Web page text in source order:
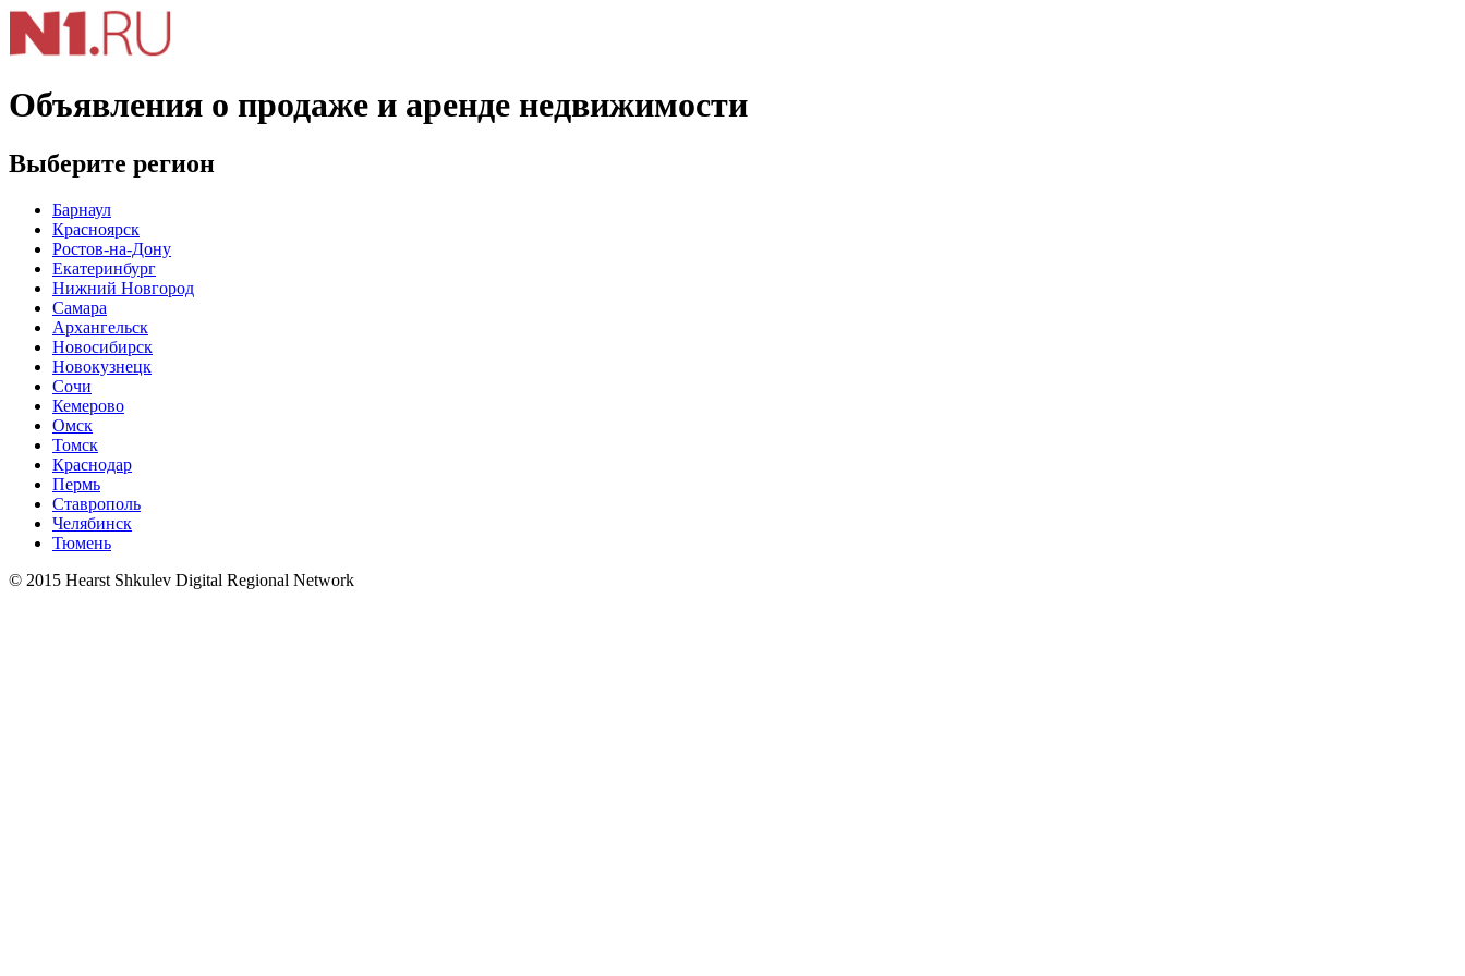
Объявления о продаже и аренде недвижимости
Выберите регион
Барнаул
Красноярск
Ростов-на-Дону
Екатеринбург
Нижний Новгород
Самара
Архангельск
Новосибирск
Новокузнецк
Сочи
Кемерово
Омск
Томск
Краснодар
Пермь
Ставрополь
Челябинск
Тюмень
© 2015 Hearst Shkulev Digital Regional Network